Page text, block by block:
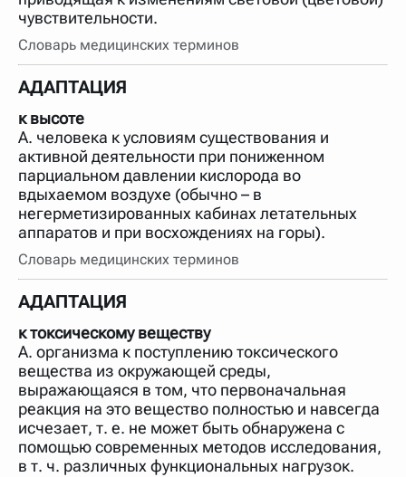
чувствительности.
Словарь медицинских терминов
АДАПТАЦИЯ
к высоте
А. человека к условиям существования и
активной деятельности при пониженном
парциальном давлении кислорода во
вдыхаемом воздухе (обычно – в
негерметизированных кабинах летательных
аппаратов и при восхождениях на горы).
Словарь медицинских терминов
АДАПТАЦИЯ
к токсическому веществу
А. организма к поступлению токсического
вещества из окружающей среды,
выражающаяся в том, что первоначальная
реакция на это вещество полностью и навсегда
исчезает, т. е. не может быть обнаружена с
помощью современных методов исследования,
в т. ч. различных функциональных нагрузок.